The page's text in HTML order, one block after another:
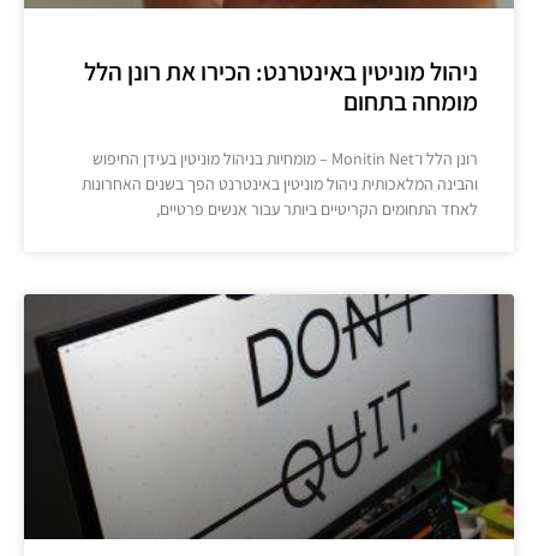
ניהול מוניטין באינטרנט: הכירו את רונן הלל
מומחה בתחום
רונן הלל ו־Monitin Net – מומחיות בניהול מוניטין בעידן החיפוש
והבינה המלאכותית ניהול מוניטין באינטרנט הפך בשנים האחרונות
לאחד התחומים הקריטיים ביותר עבור אנשים פרטיים,